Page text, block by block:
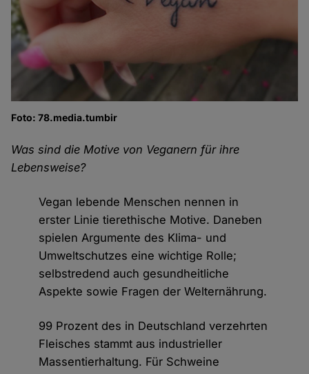
Foto: 78.media.tumbir
Was sind die Motive von Veganern für ihre
Lebensweise?
Vegan lebende Menschen nennen in
erster Linie tierethische Motive. Daneben
spielen Argumente des Klima- und
Umweltschutzes eine wichtige Rolle;
selbstredend auch gesundheitliche
Aspekte sowie Fragen der Welternährung.
99 Prozent des in Deutschland verzehrten
Fleisches stammt aus industrieller
Massentierhaltung. Für Schweine